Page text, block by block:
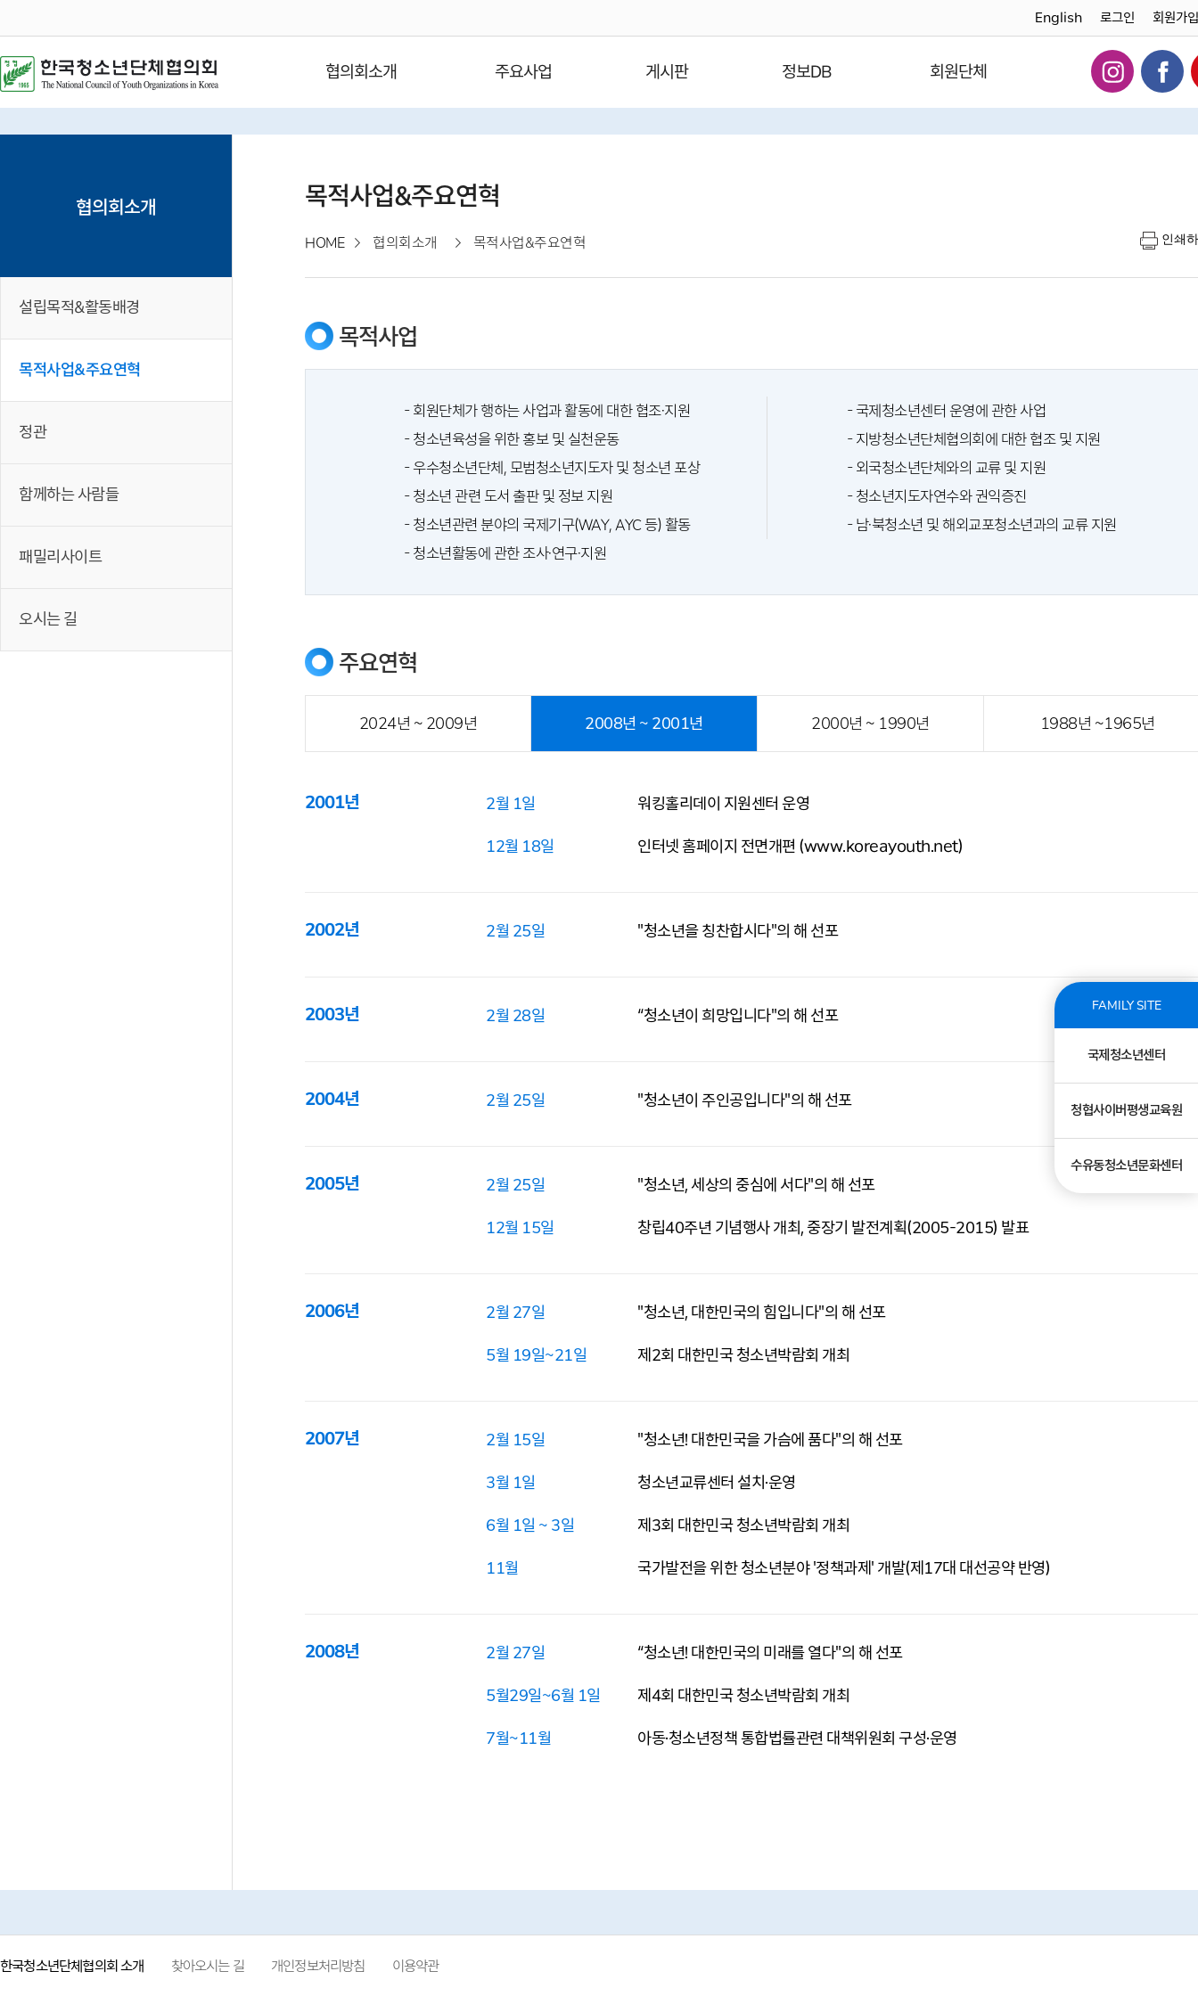
English 로그인 회원가입
협의회소개 주요사업 게시판 정보DB 회원단체
FAMILY SITE
국제청소년센터
청협사이버평생교육원
수유동청소년문화센터
협의회소개
설립목적&활동배경
목적사업&주요연혁
정관
함께하는 사람들
패밀리사이트
오시는 길
목적사업&주요연혁
HOME 협의회소개 목적사업&주요연혁 인쇄
목적사업
- 회원단체가 행하는 사업과 활동에 대한 협조·지원
- 청소년육성을 위한 홍보 및 실천운동
- 우수청소년단체, 모범청소년지도자 및 청소년 포상
- 청소년 관련 도서 출판 및 정보 지원
- 청소년관련 분야의 국제기구(WAY, AYC 등) 활동
- 청소년활동에 관한 조사·연구·지원
- 국제청소년센터 운영에 관한 사업
- 지방청소년단체협의회에 대한 협조 및 지원
- 외국청소년단체와의 교류 및 지원
- 청소년지도자연수와 권익증진
- 남·북청소년 및 해외교포청소년과의 교류 지원
주요연혁
2024년 ~ 2009년 2008년 ~ 2001년 2000년 ~ 1990년 1988년 ~1965년
2001년 2월 1일
워킹홀리데이 지원센터 운영
12월 18일
인터넷 홈페이지 전면개편 (www.koreayouth.net)
2002년 2월 25일 "청소년을 칭찬합시다"의 해 선포
2003년 2월 28일 “청소년이 희망입니다"의 해 선포
2004년 2월 25일 "청소년이 주인공입니다"의 해 선포
2005년 2월 25일
"청소년, 세상의 중심에 서다"의 해 선포
12월 15일
창립40주년 기념행사 개최, 중장기 발전계획(2005-2015) 발표
2006년 2월 27일
"청소년, 대한민국의 힘입니다"의 해 선포
5월 19일~21일
제2회 대한민국 청소년박람회 개최
2007년 2월 15일
"청소년! 대한민국을 가슴에 품다"의 해 선포
3월 1일
청소년교류센터 설치·운영
6월 1일 ~ 3일
제3회 대한민국 청소년박람회 개최
11월
국가발전을 위한 청소년분야 '정책과제' 개발(제17대 대선공약 반영)
2008년 2월 27일
“청소년! 대한민국의 미래를 열다"의 해 선포
5월29일~6월 1일
제4회 대한민국 청소년박람회 개최
7월~11월
아동·청소년정책 통합법률관련 대책위원회 구성·운영
한국청소년단체협의회 소개 찾아오시는 길 개인정보처리방침 이용약관